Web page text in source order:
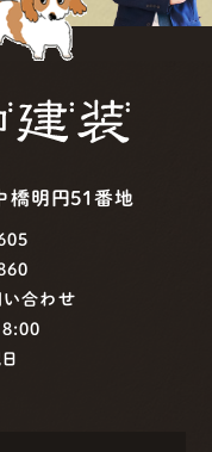
橋明円51番地
い合わせ